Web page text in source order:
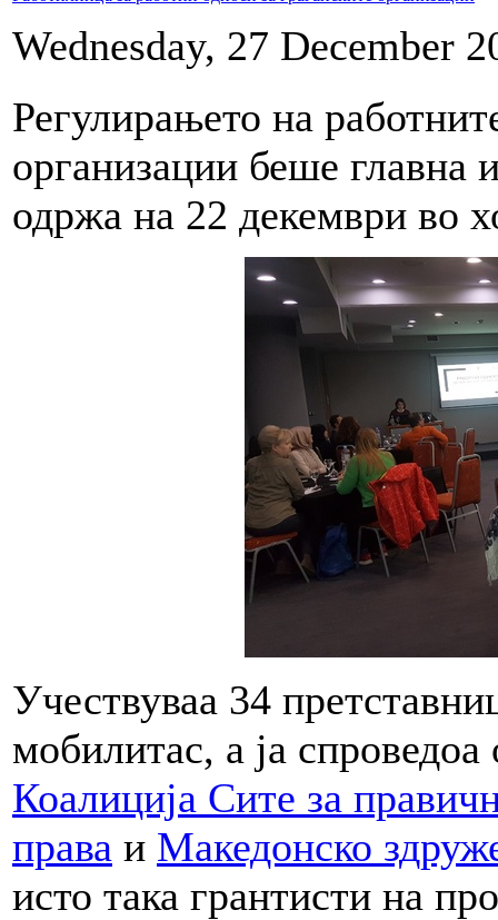
Wednesday, 27 December
Регулирањето на
организации беше главна
одржа на 22 декември во
Учествуваа 34
мобилитас, а ја
Коалиција Сите за
права и Македонско
исто така грантисти на